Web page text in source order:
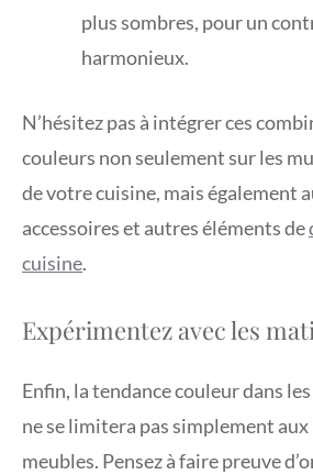
plus sombres, pour un
harmonieux.
N’hésitez pas à intégrer ces
couleurs non seulement sur les
de votre cuisine, mais également
accessoires et autres éléments de
cuisine.
Expérimentez avec les
Enfin, la tendance couleur dans
ne se limitera pas simplement
meubles. Pensez à faire preuve